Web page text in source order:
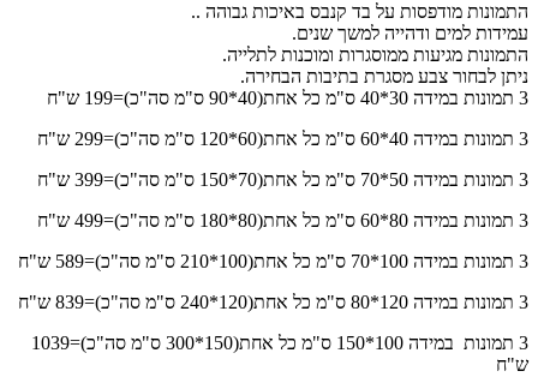
התמונות מודפסות על בד קנבס באיכות גבוהה ..
עמידות למים ודהייה למשך שנים.
התמונות מגיעות ממוסגרות ומוכנות לתלייה.
ניתן לבחור צבע מסגרת בתיבות הבחירה.
3 תמונות במידה 30*40 ס"מ כל אחת(40*90 ס"מ סה"כ)=199 ש"ח
3 תמונות במידה 40*60 ס"מ כל אחת(60*120 ס"מ סה"כ)=299 ש"ח
3 תמונות במידה 50*70 ס"מ כל אחת(70*150 ס"מ סה"כ)=399 ש"ח
3 תמונות במידה 80*60 ס"מ כל אחת(80*180 ס"מ סה"כ)=499 ש"ח
3 תמונות במידה 100*70 ס"מ כל אחת(100*210 ס"מ סה"כ)=589 ש"ח
3 תמונות במידה 120*80 ס"מ כל אחת(120*240 ס"מ סה"כ)=839 ש"ח
3 תמונות במידה 100*150 ס"מ כל אחת(150*300 ס"מ סה"כ)=1039
ש"ח